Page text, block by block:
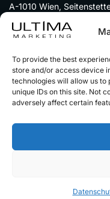
To provide the best
store and/or access device
technologies will allow us to
unique IDs on this site. Not
adversely affect certain
A-1010 Wien,
DIENSTLEISTUNGEN
IMMOBILIEN auf Social
AUTOHÄNDLER auf
UNSERE PARTNER
© 2025 Alle Rechte